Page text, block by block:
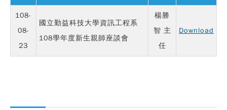
108-
08-
23
國立勤益科技大學資訊工程系
108學年度新生親師座談會
楊勝
智 主
任
Download